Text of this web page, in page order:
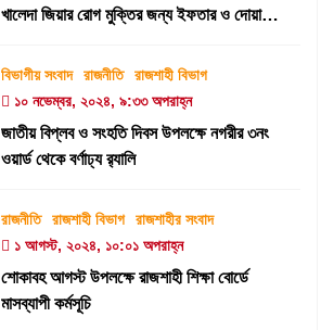
খালেদা জিয়ার রোগ মুক্তির জন্য ইফতার ও দোয়া
বিভাগীয় সংবাদ রাজনীতি
রাজশাহী বিভাগ
১০ নভেম্বর, ২০২৪, ৯:৩৩ অপরাহ্ন
জাতীয় বিপ্লব ও সংহতি দিবস উপলক্ষে নগরীর ৩নং
ওয়ার্ড থেকে বর্ণাঢ্য র‍্যালি
রাজনীতি রাজশাহী বিভাগ
রাজশাহীর সংবাদ
১ আগস্ট, ২০২৪, ১০:০১ অপরাহ্ন
শোকাবহ আগস্ট উপলক্ষে রাজশাহী শিক্ষা বোর্ডে
মাসব্যাপী কর্মসূচি